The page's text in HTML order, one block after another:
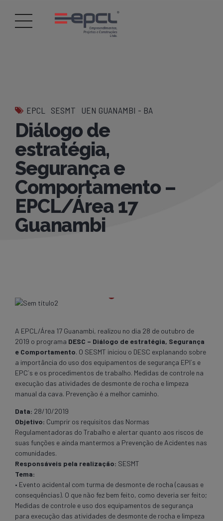
EPCL SESMT UEN GUANAMBI - BA
Diálogo de
estratégia,
Segurança e
Comportamento –
EPCL/Área 17
Guanambi
A EPCL/Área 17 Guanambi, realizou no dia 28 de outubro de
2019 o programa DESC – Diálogo de estratégia, Segurança
e Comportamento. O SESMT iniciou o DESC explanando sobre
a importância do uso dos equipamentos de segurança EPI`s e
EPC`s e os procedimentos de trabalho. Medidas de controle na
execução das atividades de desmonte de rocha e limpeza
manual da cava. Prevenção é a melhor caminho.
Data: 28/10/2019
Objetivo: Cumprir os requisitos das Normas
Regulamentadoras do Trabalho e alertar quanto aos riscos de
suas funções e ainda mantermos a Prevenção de Acidentes nas
comunidades.
Responsáveis pela realização: SESMT
Tema:
• Evento acidental com turma de desmonte de rocha (causas e
consequências). O que não fez bem feito, como deveria ser feito;
Medidas de controle e uso dos equipamentos de segurança
para execução das atividades de desmonte de rocha e limpeza